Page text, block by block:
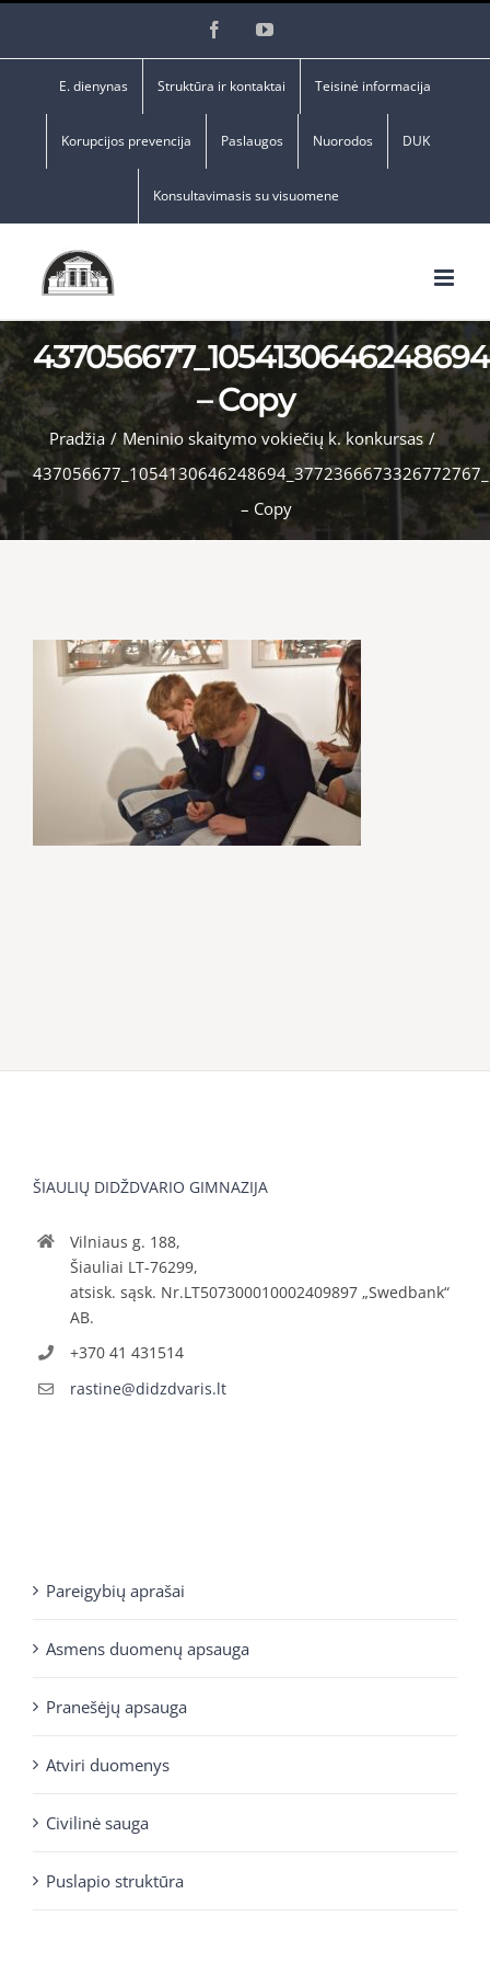
FacebookYouTube
E. dienynas Struktūra ir kontaktai Teisinė informacija
Korupcijos prevencija Paslaugos Nuorodos DUK
Konsultavimasis su visuomene
– Copy
Pradžia / Meninio skaitymo vokiečių k. konkursas /
– Copy
ŠIAULIŲ DIDŽDVARIO GIMNAZIJA
Vilniaus g. 188,
Šiauliai LT-76299,
atsisk. sąsk. Nr.LT507300010002409897 „Swedbank“
AB.
+370 41 431514
rastine@didzdvaris.lt
Pareigybių aprašai
Asmens duomenų apsauga
Pranešėjų apsauga
Atviri duomenys
Civilinė sauga
Puslapio struktūra